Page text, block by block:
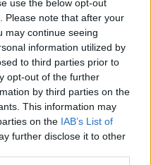
use the below opt-out
Please note that after your
may continue seeing
information utilized by
to third parties prior to
opt-out of the further
by third parties on the
This information may
on the IAB’s List of
further disclose it to other
può dirci cosa dire o
nazionali
convocato
per chiarire la
funzionari svedesi di
osservazioni “ non si
e non sembra